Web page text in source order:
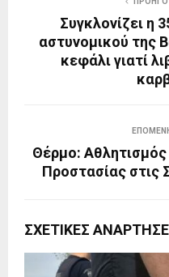
Συγκλονίζει η
αστυνομικού της
κεφάλι γιατί
Θέρμο: Αθλητισμός
Προστασίας στις
ΣΧΕΤΙΚΈΣ